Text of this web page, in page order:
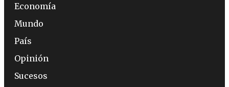
Economía
Mundo
País
Opinión
Sucesos